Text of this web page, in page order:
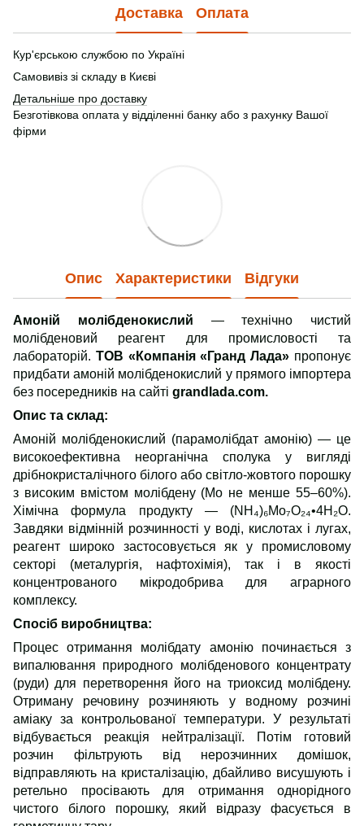
Доставка Оплата
Кур'єрською службою по Україні
Самовивіз зі складу в Києві
Детальніше про доставку
Безготівкова оплата у відділенні банку або з рахунку Вашої
фірми
Опис Характеристики Відгуки
Амоній молібденокислий — технічно чистий
молібденовий реагент для промисловості та
лабораторій. ТОВ «Компанія «Гранд Лада» пропонує
придбати амоній молібденокислий у прямого імпортера
без посередників на сайті grandlada.com.
Опис та склад:
Амоній молібденокислий (парамолібдат амонію) — це
високоефективна неорганічна сполука у вигляді
дрібнокристалічного білого або світло-жовтого порошку
з високим вмістом молібдену (Mo не менше 55–60%).
Хімічна формула продукту — (NH₄)₆Mo₇O₂₄•4H₂O.
Завдяки відмінній розчинності у воді, кислотах і лугах,
реагент широко застосовується як у промисловому
секторі (металургія, нафтохімія), так і в якості
концентрованого мікродобрива для аграрного
комплексу.
Спосіб виробництва:
Процес отримання молібдату амонію починається з
випалювання природного молібденового концентрату
(руди) для перетворення його на триоксид молібдену.
Отриману речовину розчиняють у водному розчині
аміаку за контрольованої температури. У результаті
відбувається реакція нейтралізації. Потім готовий
розчин фільтрують від нерозчинних домішок,
відправляють на кристалізацію, дбайливо висушують і
ретельно просівають для отримання однорідного
чистого білого порошку, який відразу фасується в